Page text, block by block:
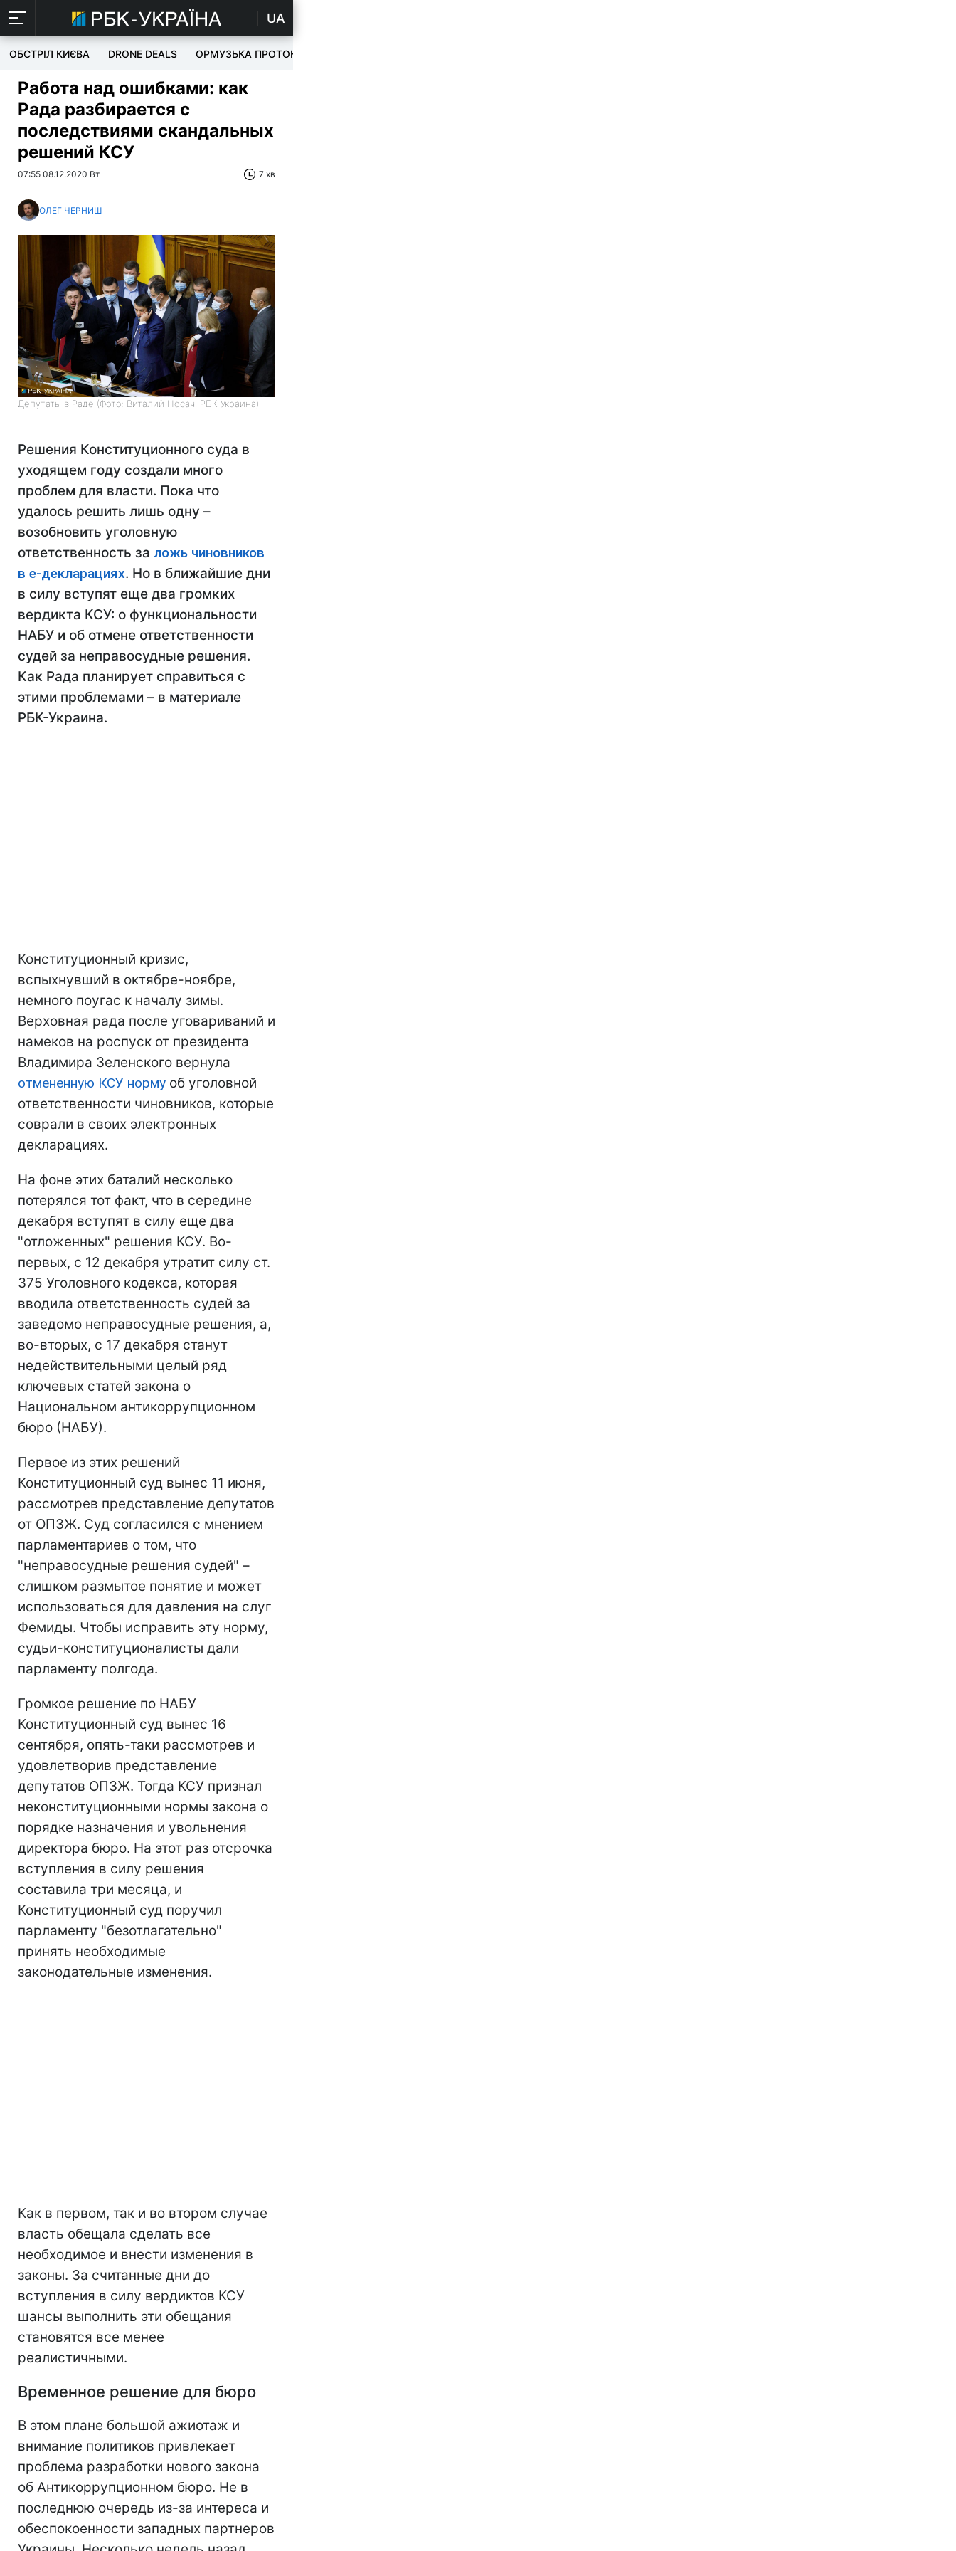
UA
ОБСТРІЛ КИЄВА DRONE DEALS ОРМУЗЬКА ПРОТОКА
Работа над ошибками: как
Рада разбирается с
последствиями скандальных
решений КСУ
07:55 08.12.2020 Вт 7 хв
ОЛЕГ ЧЕРНИШ
Депутаты в Раде (Фото: Виталий Носач, РБК-Украина)
Решения Конституционного суда в
уходящем году создали много
проблем для власти. Пока что
удалось решить лишь одну –
возобновить уголовную
ответственность за ложь чиновников
в е-декларациях. Но в ближайшие дни
в силу вступят еще два громких
вердикта КСУ: о функциональности
НАБУ и об отмене ответственности
судей за неправосудные решения.
Как Рада планирует справиться с
этими проблемами – в материале
РБК-Украина.
Конституционный кризис,
вспыхнувший в октябре-ноябре,
немного поугас к началу зимы.
Верховная рада после уговариваний и
намеков на роспуск от президента
Владимира Зеленского вернула
отмененную КСУ норму об уголовной
ответственности чиновников, которые
соврали в своих электронных
декларациях.
На фоне этих баталий несколько
потерялся тот факт, что в середине
декабря вступят в силу еще два
"отложенных" решения КСУ. Во-
первых, с 12 декабря утратит силу ст.
375 Уголовного кодекса, которая
вводила ответственность судей за
заведомо неправосудные решения, а,
во-вторых, с 17 декабря станут
недействительными целый ряд
ключевых статей закона о
Национальном антикоррупционном
бюро (НАБУ).
Первое из этих решений
Конституционный суд вынес 11 июня,
рассмотрев представление депутатов
от ОПЗЖ. Суд согласился с мнением
парламентариев о том, что
"неправосудные решения судей" –
слишком размытое понятие и может
использоваться для давления на слуг
Фемиды. Чтобы исправить эту норму,
судьи-конституционалисты дали
парламенту полгода.
Громкое решение по НАБУ
Конституционный суд вынес 16
сентября, опять-таки рассмотрев и
удовлетворив представление
депутатов ОПЗЖ. Тогда КСУ признал
неконституционными нормы закона о
порядке назначения и увольнения
директора бюро. На этот раз отсрочка
вступления в силу решения
составила три месяца, и
Конституционный суд поручил
парламенту "безотлагательно"
принять необходимые
законодательные изменения.
Как в первом, так и во втором случае
власть обещала сделать все
необходимое и внести изменения в
законы. За считанные дни до
вступления в силу вердиктов КСУ
шансы выполнить эти обещания
становятся все менее
реалистичными.
Временное решение для бюро
В этом плане большой ажиотаж и
внимание политиков привлекает
проблема разработки нового закона
об Антикоррупционном бюро. Не в
последнюю очередь из-за интереса и
обеспокоенности западных партнеров